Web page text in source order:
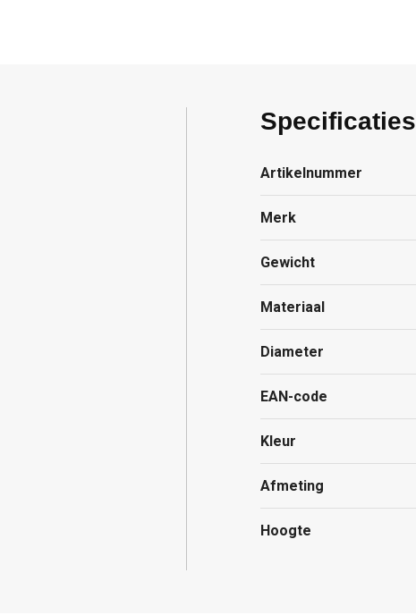
Specificaties
Artikelnummer
Merk
Gewicht
Materiaal
Diameter
EAN-code
Kleur
Afmeting
Hoogte